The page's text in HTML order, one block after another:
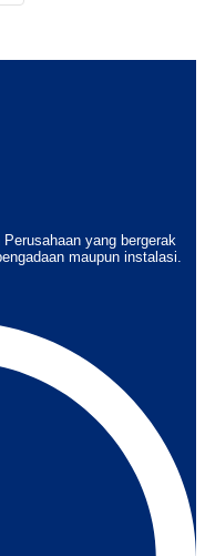
yang bergerak
maupun instalasi.